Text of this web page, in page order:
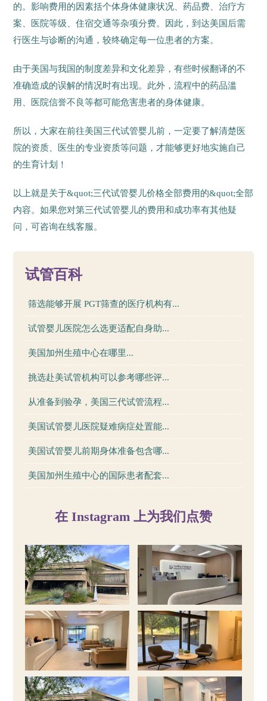
的。影响费用的因素括个体身体健康状况、药品费、治疗方
案、医院等级、住宿交通等杂项分费。因此，到达美国后需
行医生与诊断的沟通，较终确定每一位患者的方案。
由于美国与我国的制度差异和文化差异，有些时候翻译的不
准确造成的误解的情况时有出现。此外，流程中的药品滥
用、医院信誉不良等都可能危害患者的身体健康。
所以，大家在前往美国三代试管婴儿前，一定要了解清楚医
院的资质、医生的专业资质等问题，才能够更好地实施自己
的生育计划！
以上就是关于&quot;三代试管婴儿价格全部费用的&quot;全部
内容。如果您对第三代试管婴儿的费用和成功率有其他疑
问，可咨询在线客服。
试管百科
筛选能够开展 PGT筛查的医疗机构有...
试管婴儿医院怎么选更适配自身助...
美国加州生殖中心在哪里...
挑选赴美试管机构可以参考哪些评...
从准备到验孕，美国三代试管流程...
美国试管婴儿医院疑难病症处置能...
美国试管婴儿前期身体准备包含哪...
美国加州生殖中心的国际患者配套...
在 Instagram 上为我们点赞